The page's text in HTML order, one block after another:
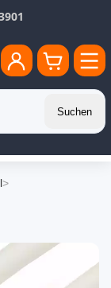
Suchen
>